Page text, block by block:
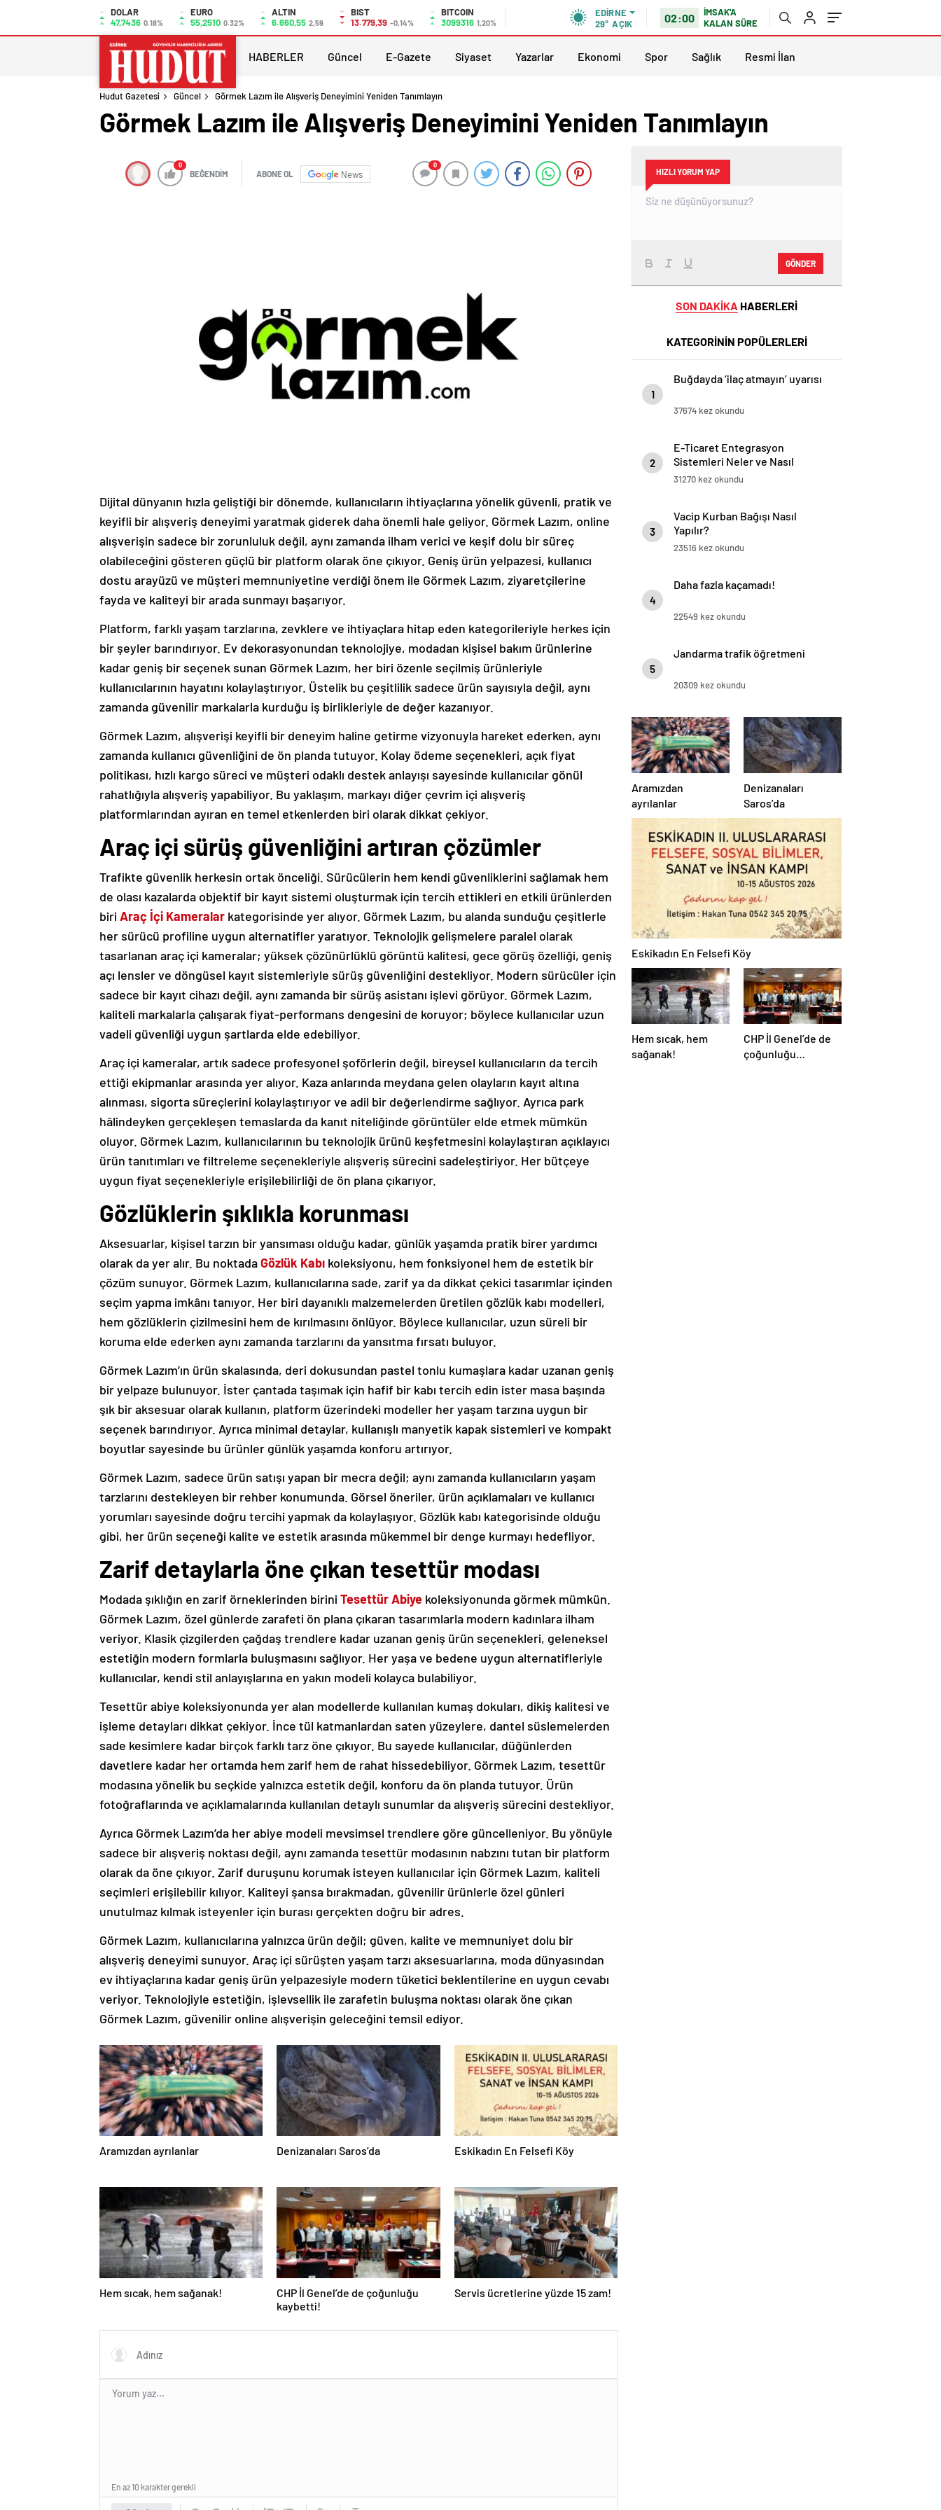
DOLAR
47,7436 0.18%
EURO
55,2510 0.32%
ALTIN
6.660,55 2,59
BIST
13.779,39 -0,14%
BITCOIN
3099316 1,20%
EDIRNE
29° AÇIK 02:00
İMSAK'A
KALAN SÜRE
HABERLER Güncel E-Gazete Siyaset Yazarlar Ekonomi Spor Sağlık Resmi İlan
Hudut Gazetesi Güncel Görmek Lazım ile Alışveriş Deneyimini Yeniden Tanımlayın
Görmek Lazım ile Alışveriş Deneyimini Yeniden Tanımlayın
0
BEĞENDİM ABONE OL News
0
Dijital dünyanın hızla geliştiği bir dönemde, kullanıcıların ihtiyaçlarına yönelik güvenli, pratik ve
keyifli bir alışveriş deneyimi yaratmak giderek daha önemli hale geliyor. Görmek Lazım, online
alışverişin sadece bir zorunluluk değil, aynı zamanda ilham verici ve keşif dolu bir süreç
olabileceğini gösteren güçlü bir platform olarak öne çıkıyor. Geniş ürün yelpazesi, kullanıcı
dostu arayüzü ve müşteri memnuniyetine verdiği önem ile Görmek Lazım, ziyaretçilerine
fayda ve kaliteyi bir arada sunmayı başarıyor.
Platform, farklı yaşam tarzlarına, zevklere ve ihtiyaçlara hitap eden kategorileriyle herkes için
bir şeyler barındırıyor. Ev dekorasyonundan teknolojiye, modadan kişisel bakım ürünlerine
kadar geniş bir seçenek sunan Görmek Lazım, her biri özenle seçilmiş ürünleriyle
kullanıcılarının hayatını kolaylaştırıyor. Üstelik bu çeşitlilik sadece ürün sayısıyla değil, aynı
zamanda güvenilir markalarla kurduğu iş birlikleriyle de değer kazanıyor.
Görmek Lazım, alışverişi keyifli bir deneyim haline getirme vizyonuyla hareket ederken, aynı
zamanda kullanıcı güvenliğini de ön planda tutuyor. Kolay ödeme seçenekleri, açık fiyat
politikası, hızlı kargo süreci ve müşteri odaklı destek anlayışı sayesinde kullanıcılar gönül
rahatlığıyla alışveriş yapabiliyor. Bu yaklaşım, markayı diğer çevrim içi alışveriş
platformlarından ayıran en temel etkenlerden biri olarak dikkat çekiyor.
Araç içi sürüş güvenliğini artıran çözümler
Trafikte güvenlik herkesin ortak önceliği. Sürücülerin hem kendi güvenliklerini sağlamak hem
de olası kazalarda objektif bir kayıt sistemi oluşturmak için tercih ettikleri en etkili ürünlerden
biri Araç İçi Kameralar kategorisinde yer alıyor. Görmek Lazım, bu alanda sunduğu çeşitlerle
her sürücü profiline uygun alternatifler yaratıyor. Teknolojik gelişmelere paralel olarak
tasarlanan araç içi kameralar; yüksek çözünürlüklü görüntü kalitesi, gece görüş özelliği, geniş
açı lensler ve döngüsel kayıt sistemleriyle sürüş güvenliğini destekliyor. Modern sürücüler için
sadece bir kayıt cihazı değil, aynı zamanda bir sürüş asistanı işlevi görüyor. Görmek Lazım,
kaliteli markalarla çalışarak fiyat-performans dengesini de koruyor; böylece kullanıcılar uzun
vadeli güvenliği uygun şartlarda elde edebiliyor.
Araç içi kameralar, artık sadece profesyonel şoförlerin değil, bireysel kullanıcıların da tercih
ettiği ekipmanlar arasında yer alıyor. Kaza anlarında meydana gelen olayların kayıt altına
alınması, sigorta süreçlerini kolaylaştırıyor ve adil bir değerlendirme sağlıyor. Ayrıca park
hâlindeyken gerçekleşen temaslarda da kanıt niteliğinde görüntüler elde etmek mümkün
oluyor. Görmek Lazım, kullanıcılarının bu teknolojik ürünü keşfetmesini kolaylaştıran açıklayıcı
ürün tanıtımları ve filtreleme seçenekleriyle alışveriş sürecini sadeleştiriyor. Her bütçeye
uygun fiyat seçenekleriyle erişilebilirliği de ön plana çıkarıyor.
Gözlüklerin şıklıkla korunması
Aksesuarlar, kişisel tarzın bir yansıması olduğu kadar, günlük yaşamda pratik birer yardımcı
olarak da yer alır. Bu noktadaGözlük Kabı koleksiyonu, hem fonksiyonel hem de estetik bir
çözüm sunuyor. Görmek Lazım, kullanıcılarına sade, zarif ya da dikkat çekici tasarımlar içinden
seçim yapma imkânı tanıyor. Her biri dayanıklı malzemelerden üretilen gözlük kabı modelleri,
hem gözlüklerin çizilmesini hem de kırılmasını önlüyor. Böylece kullanıcılar, uzun süreli bir
koruma elde ederken aynı zamanda tarzlarını da yansıtma fırsatı buluyor.
Görmek Lazım’ın ürün skalasında, deri dokusundan pastel tonlu kumaşlara kadar uzanan geniş
bir yelpaze bulunuyor. İster çantada taşımak için hafif bir kabı tercih edin ister masa başında
şık bir aksesuar olarak kullanın, platform üzerindeki modeller her yaşam tarzına uygun bir
seçenek barındırıyor. Ayrıca minimal detaylar, kullanışlı manyetik kapak sistemleri ve kompakt
boyutlar sayesinde bu ürünler günlük yaşamda konforu artırıyor.
Görmek Lazım, sadece ürün satışı yapan bir mecra değil; aynı zamanda kullanıcıların yaşam
tarzlarını destekleyen bir rehber konumunda. Görsel öneriler, ürün açıklamaları ve kullanıcı
yorumları sayesinde doğru tercihi yapmak da kolaylaşıyor. Gözlük kabı kategorisinde olduğu
gibi, her ürün seçeneği kalite ve estetik arasında mükemmel bir denge kurmayı hedefliyor.
Zarif detaylarla öne çıkan tesettür modası
Modada şıklığın en zarif örneklerinden birini Tesettür Abiye koleksiyonunda görmek mümkün.
Görmek Lazım, özel günlerde zarafeti ön plana çıkaran tasarımlarla modern kadınlara ilham
veriyor. Klasik çizgilerden çağdaş trendlere kadar uzanan geniş ürün seçenekleri, geleneksel
estetiğin modern formlarla buluşmasını sağlıyor. Her yaşa ve bedene uygun alternatifleriyle
kullanıcılar, kendi stil anlayışlarına en yakın modeli kolayca bulabiliyor.
Tesettür abiye koleksiyonunda yer alan modellerde kullanılan kumaş dokuları, dikiş kalitesi ve
işleme detayları dikkat çekiyor. İnce tül katmanlardan saten yüzeylere, dantel süslemelerden
sade kesimlere kadar birçok farklı tarz öne çıkıyor. Bu sayede kullanıcılar, düğünlerden
davetlere kadar her ortamda hem zarif hem de rahat hissedebiliyor. Görmek Lazım, tesettür
modasına yönelik bu seçkide yalnızca estetik değil, konforu da ön planda tutuyor. Ürün
fotoğraflarında ve açıklamalarında kullanılan detaylı sunumlar da alışveriş sürecini destekliyor.
Ayrıca Görmek Lazım’da her abiye modeli mevsimsel trendlere göre güncelleniyor. Bu yönüyle
sadece bir alışveriş noktası değil, aynı zamanda tesettür modasının nabzını tutan bir platform
olarak da öne çıkıyor. Zarif duruşunu korumak isteyen kullanıcılar için Görmek Lazım, kaliteli
seçimleri erişilebilir kılıyor. Kaliteyi şansa bırakmadan, güvenilir ürünlerle özel günleri
unutulmaz kılmak isteyenler için burası gerçekten doğru bir adres.
Görmek Lazım, kullanıcılarına yalnızca ürün değil; güven, kalite ve memnuniyet dolu bir
alışveriş deneyimi sunuyor. Araç içi sürüşten yaşam tarzı aksesuarlarına, moda dünyasından
ev ihtiyaçlarına kadar geniş ürün yelpazesiyle modern tüketici beklentilerine en uygun cevabı
veriyor. Teknolojiyle estetiğin, işlevsellik ile zarafetin buluşma noktası olarak öne çıkan
Görmek Lazım, güvenilir online alışverişin geleceğini temsil ediyor.
Aramızdan ayrılanlar Denizanaları Saros’da Eskikadın En Felsefi Köy
Hem sıcak, hem sağanak!
CHP İl Genel’de de çoğunluğu
kaybetti!
Servis ücretlerine yüzde 15 zam!
En az 10 karakter gerekli
HIZLI YORUM YAP
GÖNDER
SON DAKİKA HABERLERİ
KATEGORİNİN POPÜLERLERİ
1
Buğdayda ‘ilaç atmayın’ uyarısı
37674 kez okundu
2
E-Ticaret Entegrasyon
Sistemleri Neler ve Nasıl
Yapılır?
31270 kez okundu
3
Vacip Kurban Bağışı Nasıl
Yapılır?
23516 kez okundu
4
Daha fazla kaçamadı!
22549 kez okundu
5
Jandarma trafik öğretmeni
20309 kez okundu
Aramızdan
ayrılanlar
Denizanaları
Saros’da
Eskikadın En Felsefi Köy
Hem sıcak, hem
sağanak!
CHP İl Genel’de de
çoğunluğu